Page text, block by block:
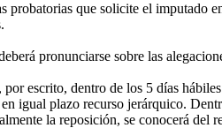
que solicite el imputado
pronunciarse sobre las
escrito, dentro de los 5 días
igual plazo recurso jerárquico.
la reposición, se conocerá del